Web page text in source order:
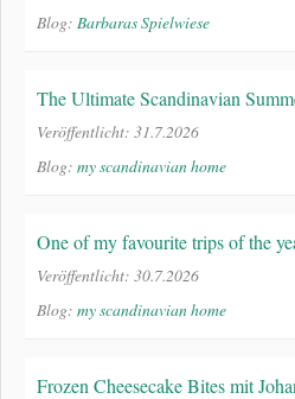
Blog: Barbaras Spielwiese
The Ultimate Scandinavian
Veröffentlicht: 31.7.2026
Blog: my scandinavian home
One of my favourite trips of the
Veröffentlicht: 30.7.2026
Blog: my scandinavian home
Frozen Cheesecake Bites mit